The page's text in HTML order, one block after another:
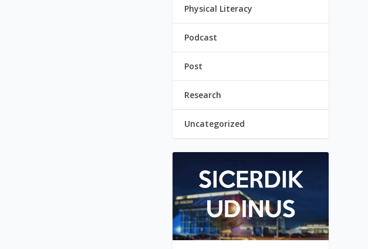
Physical Literacy
Podcast
Post
Research
Uncategorized